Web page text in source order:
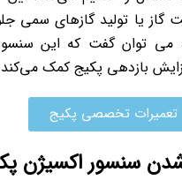
گاز یا تولید گازهای سمی
می توان گفت که این
بازدهی پکیج کمک
تعمیرات تخصصی پکیج
سنسور اکسیژن